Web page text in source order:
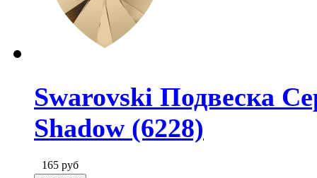
Swarovski Подвеска
Shadow (6228)
165 руб